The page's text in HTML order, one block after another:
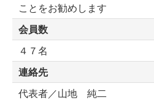
ことをお勧めします
会員数
４７名
連絡先
代表者／山地 純二